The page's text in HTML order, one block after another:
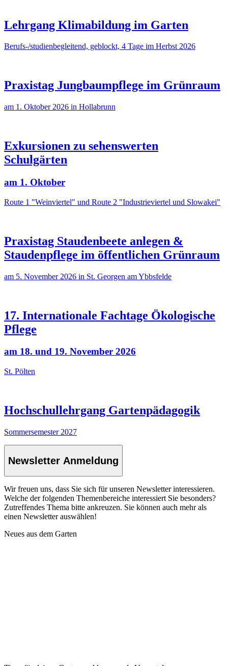
Lehrgang Klimabildung im Garten
Berufs-/studienbegleitend, geblockt, 4 Tage im Herbst 2026
Praxistag Jungbaumpflege im Grünraum
am 1. Oktober 2026 in Hollabrunn
Exkursionen zu sehenswerten
Schulgärten
am 1. Oktober
Route 1 "Weinviertel" und Route 2 "Industrieviertel und Slowakei"
Praxistag Staudenbeete anlegen &
Staudenpflege im öffentlichen Grünraum
am 5. November 2026 in St. Georgen am Ybbsfelde
17. Internationale Fachtage Ökologische
Pflege
am 18. und 19. November 2026
St. Pölten
Hochschullehrgang Gartenpädagogik
Sommersemester 2027
Newsletter Anmeldung
Wir freuen uns, dass Sie sich für unseren Newsletter interessieren.
Welche der folgenden Themenbereiche interessiert Sie besonders?
Zutreffendes Thema bitte ankreuzen. Sie können auch mehr als
einen Newsletter auswählen!
Neues aus dem Garten